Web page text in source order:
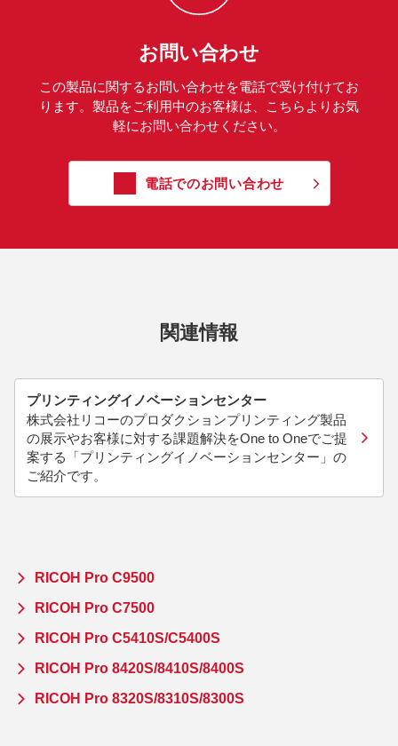
お問い合わせ
この製品に関するお問い合わせを電話で受け付けてお
ります。製品をご利用中のお客様は、こちらよりお気
軽にお問い合わせください。
電話でのお問い合わせ
関連情報
プリンティングイノベーションセンター
株式会社リコーのプロダクションプリンティング製品
の展示やお客様に対する課題解決をOne to Oneでご提
案する「プリンティングイノベーションセンター」の
ご紹介です。
RICOH Pro C9500
RICOH Pro C7500
RICOH Pro C5410S/C5400S
RICOH Pro 8420S/8410S/8400S
RICOH Pro 8320S/8310S/8300S